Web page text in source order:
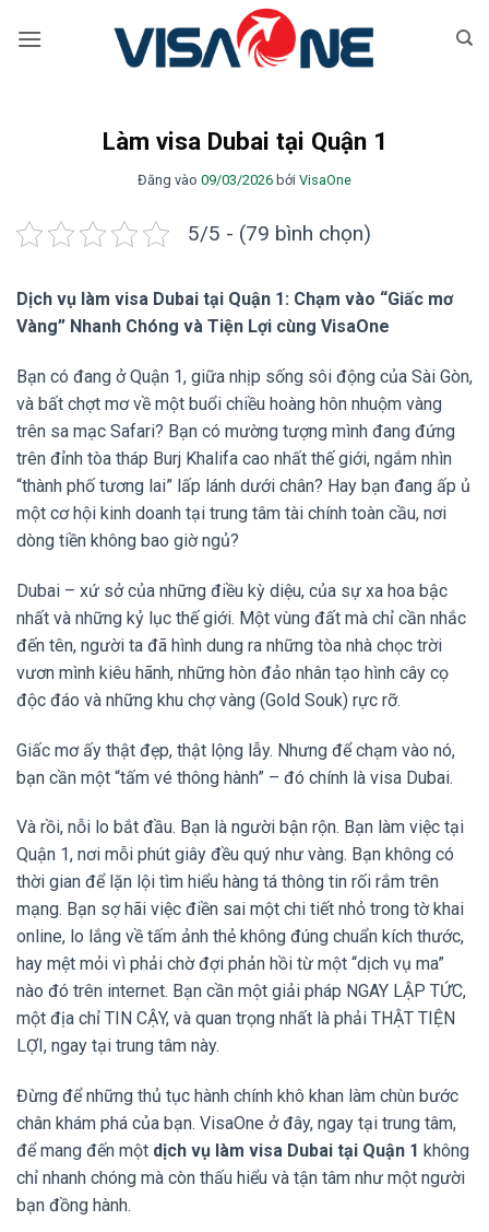
qua
Làm visa Dubai tại Quận 1
Đăng vào 09/03/2026 bởi VisaOne
5/5 - (79 bình chọn)
Dịch vụ làm visa Dubai tại Quận 1: Chạm vào “Giấc mơ
Vàng” Nhanh Chóng và Tiện Lợi cùng VisaOne
Bạn có đang ở Quận 1, giữa nhịp sống sôi động của Sài Gòn,
và bất chợt mơ về một buổi chiều hoàng hôn nhuộm vàng
trên sa mạc Safari? Bạn có mường tượng mình đang đứng
trên đỉnh tòa tháp Burj Khalifa cao nhất thế giới, ngắm nhìn
“thành phố tương lai” lấp lánh dưới chân? Hay bạn đang ấp ủ
một cơ hội kinh doanh tại trung tâm tài chính toàn cầu, nơi
dòng tiền không bao giờ ngủ?
Dubai – xứ sở của những điều kỳ diệu, của sự xa hoa bậc
nhất và những kỷ lục thế giới. Một vùng đất mà chỉ cần nhắc
đến tên, người ta đã hình dung ra những tòa nhà chọc trời
vươn mình kiêu hãnh, những hòn đảo nhân tạo hình cây cọ
độc đáo và những khu chợ vàng (Gold Souk) rực rỡ.
Giấc mơ ấy thật đẹp, thật lộng lẫy. Nhưng để chạm vào nó,
bạn cần một “tấm vé thông hành” – đó chính là visa Dubai.
Và rồi, nỗi lo bắt đầu. Bạn là người bận rộn. Bạn làm việc tại
Quận 1, nơi mỗi phút giây đều quý như vàng. Bạn không có
thời gian để lặn lội tìm hiểu hàng tá thông tin rối rắm trên
mạng. Bạn sợ hãi việc điền sai một chi tiết nhỏ trong tờ khai
online, lo lắng về tấm ảnh thẻ không đúng chuẩn kích thước,
hay mệt mỏi vì phải chờ đợi phản hồi từ một “dịch vụ ma”
nào đó trên internet. Bạn cần một giải pháp NGAY LẬP TỨC,
một địa chỉ TIN CẬY, và quan trọng nhất là phải THẬT TIỆN
LỢI, ngay tại trung tâm này.
Đừng để những thủ tục hành chính khô khan làm chùn bước
chân khám phá của bạn. VisaOne ở đây, ngay tại trung tâm,
để mang đến một dịch vụ làm visa Dubai tại Quận 1 không
chỉ nhanh chóng mà còn thấu hiểu và tận tâm như một người
bạn đồng hành.